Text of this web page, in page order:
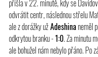
přišla v 22. minutě, kdy se
odvrátit centr, následnou střelu
ale z dorážky už Adeshina neměl
odkrytou branku - 1:0. Za minutu
ale bohužel nám nebylo přáno. Po